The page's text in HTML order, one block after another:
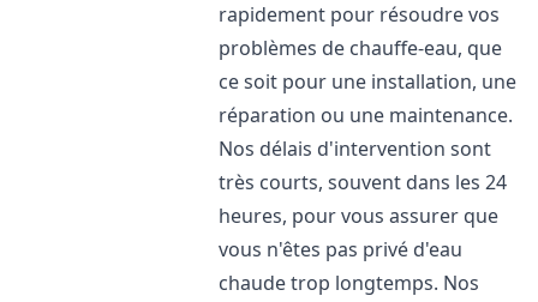
rapidement pour résoudre vos
problèmes de chauffe-eau, que
ce soit pour une installation, une
réparation ou une maintenance.
Nos délais d'intervention sont
très courts, souvent dans les 24
heures, pour vous assurer que
vous n'êtes pas privé d'eau
chaude trop longtemps. Nos